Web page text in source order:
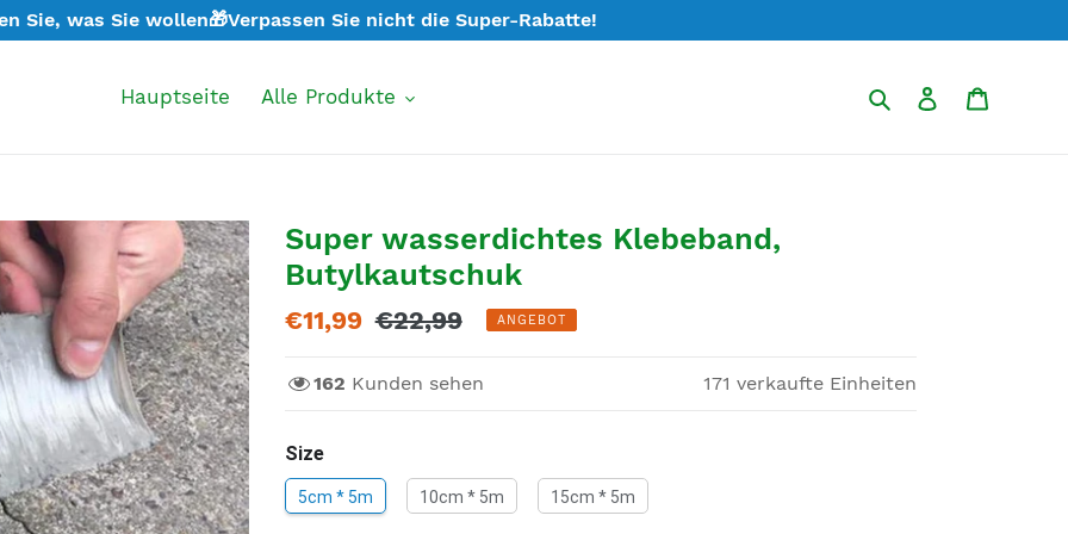
Sie, was Sie wollen🎁Verpassen Sie nicht die Super-Rabatte!
Hauptseite Alle Produkte SuchenEinloggen
Super wasserdichtes Klebeband,
Butylkautschuk
Sonderpreis
€11,99 Normaler
€22,99 ANGEBOT
162 Kunden sehen 171 verkaufte Einheiten
Size
5cm * 5m 10cm * 5m 15cm * 5m